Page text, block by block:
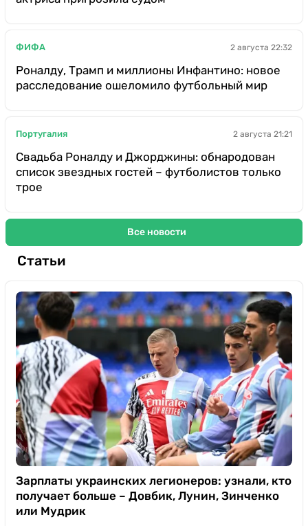
ФИФА 2 августа 22:32
Роналду, Трамп и миллионы Инфантино: новое
расследование ошеломило футбольный мир
Португалия 2 августа 21:21
Свадьба Роналду и Джорджины: обнародован
список звездных гостей – футболистов только
трое
Все новости
Статьи
Зарплаты украинских легионеров: узнали, кто
получает больше – Довбик, Лунин, Зинченко
или Мудрик